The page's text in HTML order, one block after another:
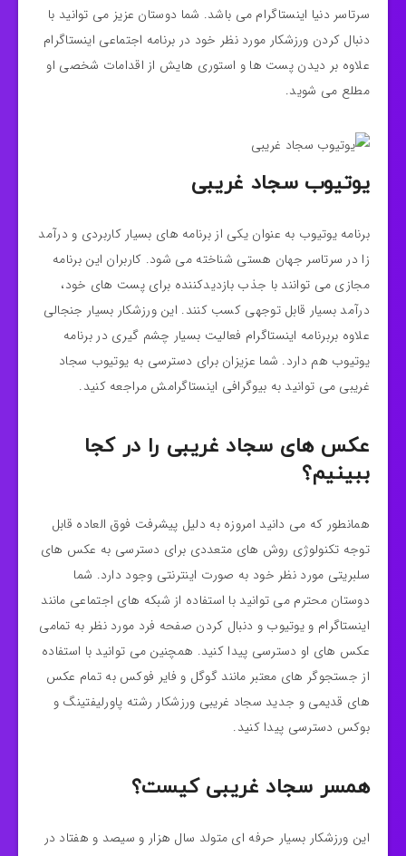
سرتاسر دنیا اینستاگرام می باشد. شما دوستان عزیز می توانید با
دنبال کردن ورزشکار مورد نظر خود در برنامه اجتماعی اینستاگرام
علاوه بر دیدن پست ها و استوری هایش از اقدامات شخصی او
مطلع می شوید.
یوتیوب سجاد غریبی
برنامه یوتیوب به عنوان یکی از برنامه های بسیار کاربردی و درآمد
زا در سرتاسر جهان هستی شناخته می شود. کاربران این برنامه
مجازی می توانند با جذب بازدیدکننده برای پست های خود،
درآمد بسیار قابل توجهی کسب کنند. این ورزشکار بسیار جنجالی
علاوه بربرنامه اینستاگرام فعالیت بسیار چشم گیری در برنامه
یوتیوب هم دارد. شما عزیزان برای دسترسی به یوتیوب سجاد
غریبی می توانید به بیوگرافی اینستاگرامش مراجعه کنید‌.
عکس های سجاد غریبی را در کجا
ببینیم؟
همانطور که می دانید امروزه به دلیل پیشرفت فوق العاده قابل
توجه تکنولوژی روش های متعددی برای دسترسی به عکس های
سلبریتی مورد نظر خود به صورت اینترنتی وجود دارد. شما
دوستان محترم می توانید با استفاده از شبکه های اجتماعی مانند
اینستاگرام و یوتیوب و دنبال کردن صفحه فرد مورد نظر به تمامی
عکس های او دسترسی پیدا کنید. همچنین می توانید با استفاده
از جستجوگر های معتبر مانند گوگل و فایر فوکس به تمام عکس
های قدیمی و جدید سجاد غریبی ورزشکار رشته پاورلیفتینگ و
بوکس دسترسی پیدا کنید.
همسر سجاد غریبی کیست؟
این ورزشکار بسیار حرفه ای متولد سال هزار و سیصد و هفتاد در